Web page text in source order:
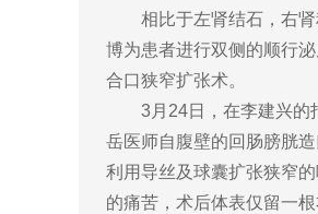
相比于左肾结石，右肾
博为患者进行双侧的顺行
合口狭窄扩张术。
3月24日，在李建兴的指
岳医师自腹壁的回肠膀胱
利用导丝及球囊扩张狭窄
的痛苦，术后体表仅留一根